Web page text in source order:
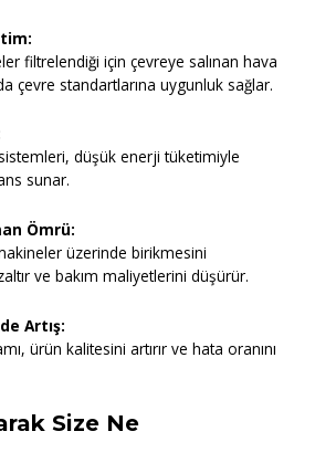
filtrelendiği için çevreye salınan hava
çevre standartlarına uygunluk sağlar.
düşük enerji tüketimiyle
sunar.
Ömrü:
üzerinde birikmesini
ve bakım maliyetlerini düşürür.
Artış:
ürün kalitesini artırır ve hata oranını
Size Ne